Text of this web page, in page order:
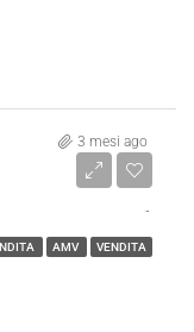
3 mesi ago
AMV VENDITA